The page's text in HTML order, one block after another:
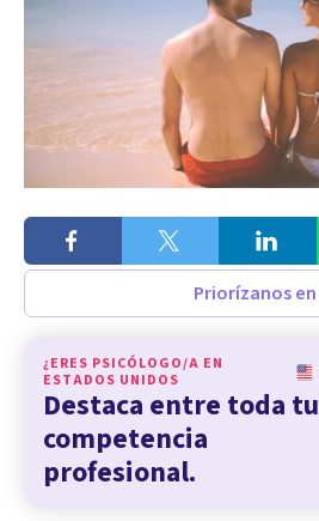
Priorízanos en
¿ERES PSICÓLOGO/A EN
ESTADOS UNIDOS
Destaca entre toda tu
competencia
profesional.